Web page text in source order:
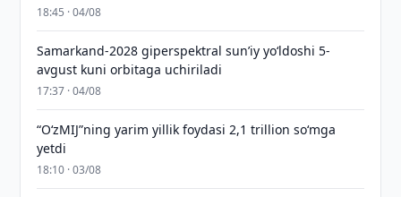
18:45 · 04/08
Samarkand-2028 giperspektral sun’iy yo‘ldoshi 5-
avgust kuni orbitaga uchiriladi
17:37 · 04/08
“O‘zMIJ”ning yarim yillik foydasi 2,1 trillion so‘mga
yetdi
18:10 · 03/08